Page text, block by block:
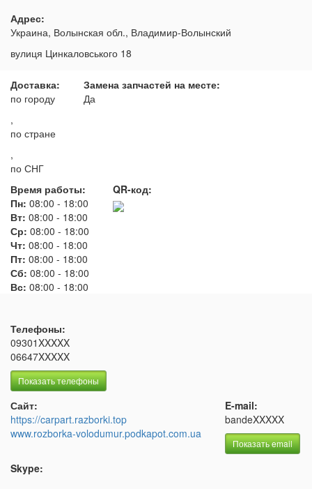
Адрес:
Украина, Волынская обл., Владимир-Волынский
вулиця Цинкаловського 18
Доставка:
по городу
,
по стране
,
по СНГ
Замена запчастей на месте:
Да
Время работы:
Пн: 08:00 - 18:00
Вт: 08:00 - 18:00
Ср: 08:00 - 18:00
Чт: 08:00 - 18:00
Пт: 08:00 - 18:00
Сб: 08:00 - 18:00
Вс: 08:00 - 18:00
QR-код:
Телефоны:
09301XXXXX
06647XXXXX
Показать телефоны
Сайт:
https://carpart.razborki.top
www.rozborka-volodumur.podkapot.com.ua
E-mail:
bandeXXXXX
Показать email
Skype: